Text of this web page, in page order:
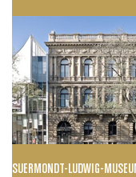
SUERMONDT-LUDWIG-